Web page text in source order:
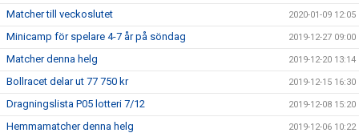
Matcher till veckoslutet 2020-01-09 12:05
Minicamp för spelare 4-7 år på söndag 2019-12-27 09:00
Matcher denna helg 2019-12-20 13:14
Bollracet delar ut 77 750 kr 2019-12-15 16:30
Dragningslista P05 lotteri 7/12 2019-12-08 15:20
Hemmamatcher denna helg 2019-12-06 10:22